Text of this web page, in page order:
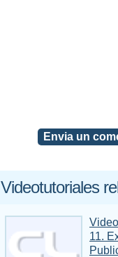
Envia un
Videotutoriales
11.